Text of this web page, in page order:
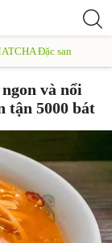
Đặc san
và nổi
tận 5000 bát